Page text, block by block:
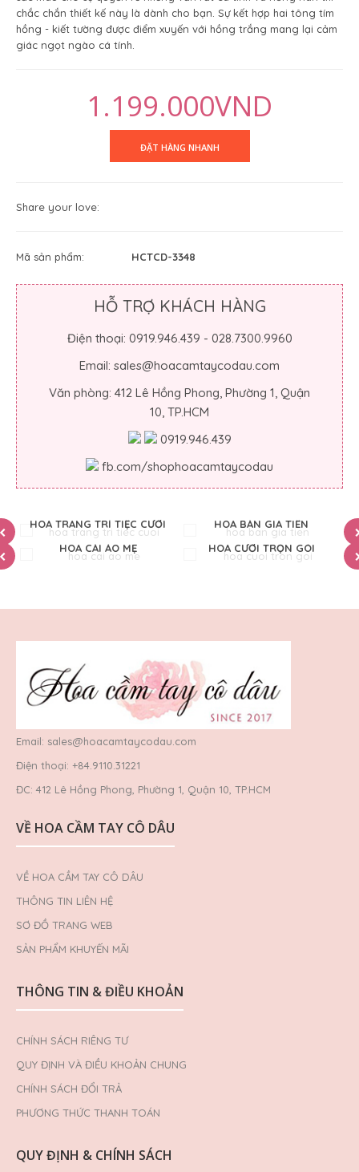
chắc chắn thiết kế này là dành cho bạn. Sự kết hợp hai tông tím
hồng - kiết tường được điểm xuyến với hồng trắng mang lại cảm
giác ngọt ngào cá tính.
1.199.000VND
Share your love:
Mã sản phẩm: HCTCD-3348
HỖ TRỢ KHÁCH HÀNG
Điện thoại: 0919.946.439 - 028.7300.9960
Email: sales@hoacamtaycodau.com
Văn phòng: 412 Lê Hồng Phong, Phường 1, Quận
10, TP.HCM
0919.946.439
fb.com/shophoacamtaycodau
HOA TRANG TRÍ TIỆC CƯỚI
HOA BÀN GIA TIÊN
HOA CÀI ÁO MẸ
HOA CƯỚI TRỌN GÓI
Email: sales@hoacamtaycodau.com
Điện thoại: +84.9110.31221
ĐC: 412 Lê Hồng Phong, Phường 1, Quận 10, TP.HCM
VỀ HOA CẦM TAY CÔ DÂU
VỀ HOA CẦM TAY CÔ DÂU
THÔNG TIN LIÊN HỆ
SƠ ĐỒ TRANG WEB
SẢN PHẨM KHUYẾN MÃI
THÔNG TIN & ĐIỀU KHOẢN
CHÍNH SÁCH RIÊNG TƯ
QUY ĐỊNH VÀ ĐIỀU KHOẢN CHUNG
CHÍNH SÁCH ĐỔI TRẢ
PHƯƠNG THỨC THANH TOÁN
QUY ĐỊNH & CHÍNH SÁCH